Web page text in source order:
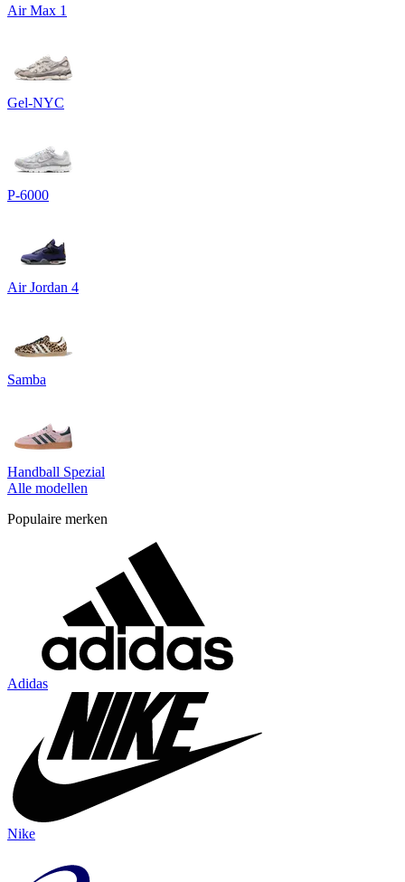
Air Max 1
Gel-NYC
P-6000
Air Jordan 4
Samba
Handball Spezial
Alle modellen
Populaire merken
Adidas
Nike